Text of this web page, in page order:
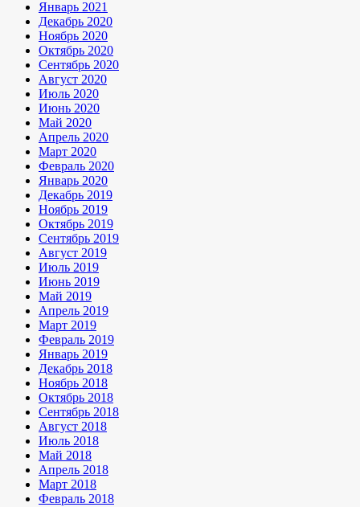
Январь 2021
Декабрь 2020
Ноябрь 2020
Октябрь 2020
Сентябрь 2020
Август 2020
Июль 2020
Июнь 2020
Май 2020
Апрель 2020
Март 2020
Февраль 2020
Январь 2020
Декабрь 2019
Ноябрь 2019
Октябрь 2019
Сентябрь 2019
Август 2019
Июль 2019
Июнь 2019
Май 2019
Апрель 2019
Март 2019
Февраль 2019
Январь 2019
Декабрь 2018
Ноябрь 2018
Октябрь 2018
Сентябрь 2018
Август 2018
Июль 2018
Май 2018
Апрель 2018
Март 2018
Февраль 2018